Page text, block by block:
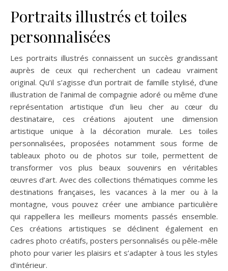
Portraits illustrés et toiles
personnalisées
Les portraits illustrés connaissent un succès grandissant
auprès de ceux qui recherchent un cadeau vraiment
original. Qu’il s’agisse d’un portrait de famille stylisé, d’une
illustration de l’animal de compagnie adoré ou même d’une
représentation artistique d’un lieu cher au cœur du
destinataire, ces créations ajoutent une dimension
artistique unique à la décoration murale. Les toiles
personnalisées, proposées notamment sous forme de
tableaux photo ou de photos sur toile, permettent de
transformer vos plus beaux souvenirs en véritables
œuvres d’art. Avec des collections thématiques comme les
destinations françaises, les vacances à la mer ou à la
montagne, vous pouvez créer une ambiance particulière
qui rappellera les meilleurs moments passés ensemble.
Ces créations artistiques se déclinent également en
cadres photo créatifs, posters personnalisés ou pêle-mêle
photo pour varier les plaisirs et s’adapter à tous les styles
d’intérieur.